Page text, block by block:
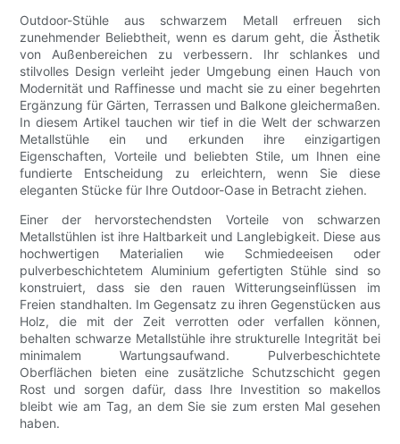
Outdoor-Stühle aus schwarzem Metall erfreuen sich
zunehmender Beliebtheit, wenn es darum geht, die Ästhetik
von Außenbereichen zu verbessern. Ihr schlankes und
stilvolles Design verleiht jeder Umgebung einen Hauch von
Modernität und Raffinesse und macht sie zu einer begehrten
Ergänzung für Gärten, Terrassen und Balkone gleichermaßen.
In diesem Artikel tauchen wir tief in die Welt der schwarzen
Metallstühle ein und erkunden ihre einzigartigen
Eigenschaften, Vorteile und beliebten Stile, um Ihnen eine
fundierte Entscheidung zu erleichtern, wenn Sie diese
eleganten Stücke für Ihre Outdoor-Oase in Betracht ziehen.
Einer der hervorstechendsten Vorteile von schwarzen
Metallstühlen ist ihre Haltbarkeit und Langlebigkeit. Diese aus
hochwertigen Materialien wie Schmiedeeisen oder
pulverbeschichtetem Aluminium gefertigten Stühle sind so
konstruiert, dass sie den rauen Witterungseinflüssen im
Freien standhalten. Im Gegensatz zu ihren Gegenstücken aus
Holz, die mit der Zeit verrotten oder verfallen können,
behalten schwarze Metallstühle ihre strukturelle Integrität bei
minimalem Wartungsaufwand. Pulverbeschichtete
Oberflächen bieten eine zusätzliche Schutzschicht gegen
Rost und sorgen dafür, dass Ihre Investition so makellos
bleibt wie am Tag, an dem Sie sie zum ersten Mal gesehen
haben.